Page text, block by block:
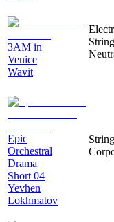
3AM in
Venice
Wavit
Epic
Orchestral
Drama
Short 04
Yevhen
Lokhmatov